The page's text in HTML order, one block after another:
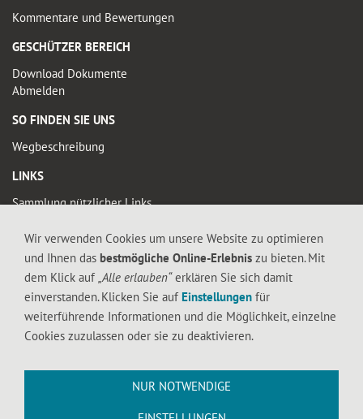
Kommentare und Bewertungen
GESCHÜTZER BEREICH
Download Dokumente
Abmelden
SO FINDEN SIE UNS
Wegbeschreibung
LINKS
Sammlung nützlicher Links
© 2019 FALTIGE-HERZEN
Diese Seite enthält urheberrechtlich geschütztes Material. Die durch die
Seitenbetreiber erstellten Inhalte und Werke auf diesen Seiten unterliegen dem
deutschen Urheberrecht. Die Vervielfältigung, Bearbeitung, Verbreitung und jede
Art der Verwertung außerhalb der Grenzen des Urheberrechtes bedürfen der
schriftlichen Zustimmung des jeweiligen Autors bzw. Erstellers. Downloads und
gestattet.
Wir verwenden Cookies um unsere Website zu optimieren
und Ihnen das bestmögliche Online-Erlebnis zu bieten. Mit
dem Klick auf „Alle erlauben“erklären Sie sich damit
einverstanden. Klicken Sie auf Einstellungen für
weiterführende Informationen und die Möglichkeit, einzelne
Cookies zuzulassen oder sie zu deaktivieren.
NUR NOTWENDIGE